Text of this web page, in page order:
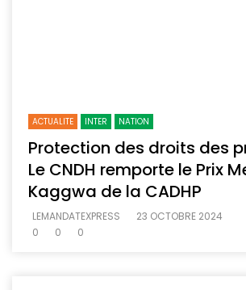
ACTUALITE INTER NATION
Protection des droits des
Le CNDH remporte le Prix
Kaggwa de la CADHP
LEMANDATEXPRESS
23 OCTOBRE 2024
0
0 0